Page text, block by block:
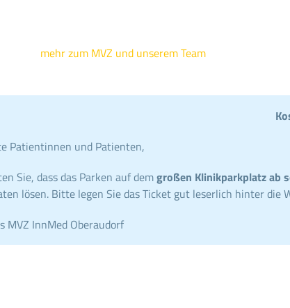
mehr zum MVZ und unserem Team
Patientinnen und Patienten,
Sie, dass das Parken auf demgroßen Klinikparkplatz ab
lösen. Bitte legen Sie das Ticket gut leserlich hinter die
MVZ InnMed Oberaudorf